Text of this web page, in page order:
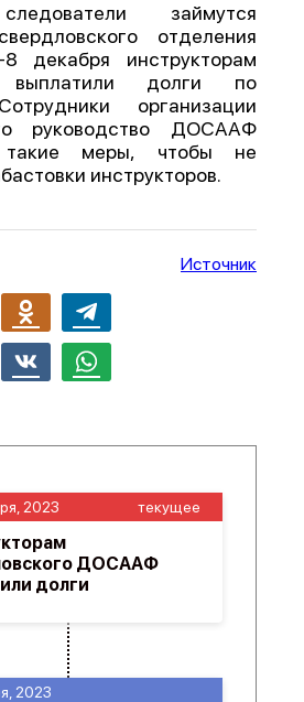
конфликты
Отчеты
публикацию
Справочник
API
займутся
отделения
декабря инструкторам
выплатили долги по
организации
руководство ДОСААФ
меры, чтобы не
инструкторов.
Источник
2023
2023 текущее
ДОСААФ
долги